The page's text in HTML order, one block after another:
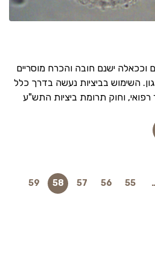
וככאלה ישנם חובה והכרח מוסריים
השימוש בביציות נעשה בדרך כלל
וחוק תרומת ביציות התש"ע
55
56
57
58
59